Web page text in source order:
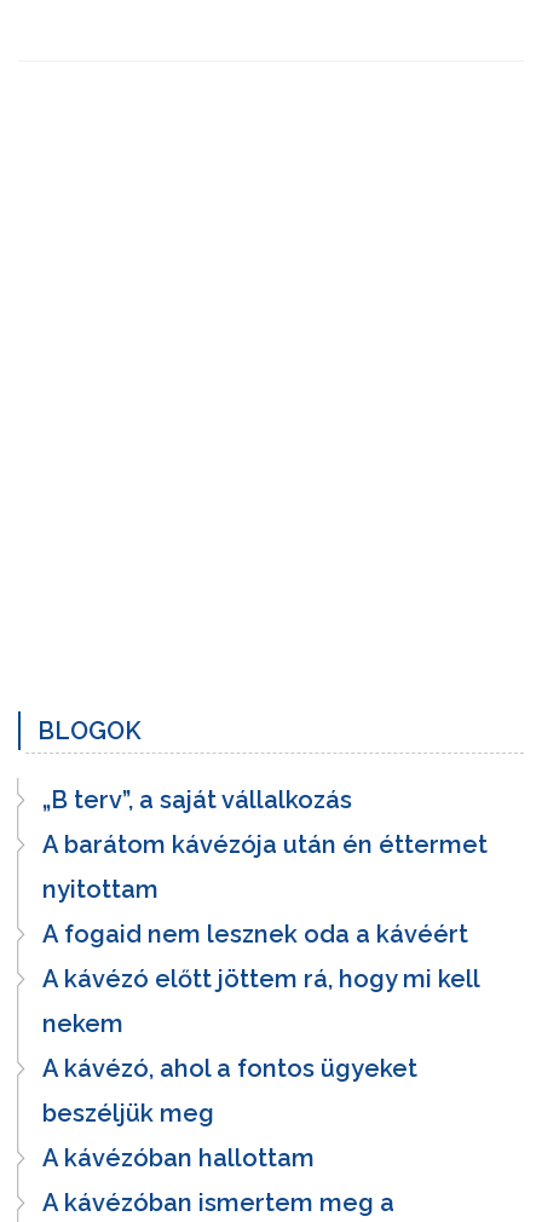
BLOGOK
„B terv”, a saját vállalkozás
A barátom kávézója után én éttermet
nyitottam
A fogaid nem lesznek oda a kávéért
A kávézó előtt jöttem rá, hogy mi kell
nekem
A kávézó, ahol a fontos ügyeket
beszéljük meg
A kávézóban hallottam
A kávézóban ismertem meg a